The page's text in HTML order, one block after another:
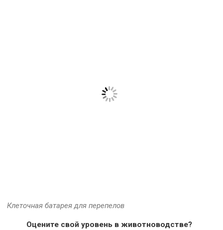
Клеточная батарея для перепелов
Оцените свой уровень в животноводстве?